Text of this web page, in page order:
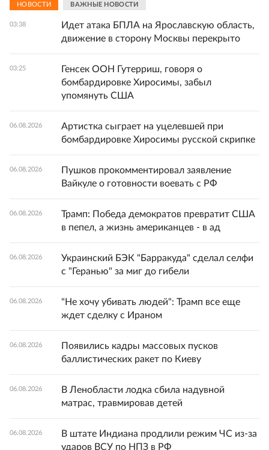
НОВОСТИ ВАЖНЫЕ НОВОСТИ
03:38
Идет атака БПЛА на Ярославскую область,
движение в сторону Москвы перекрыто
03:25
Генсек ООН Гутерриш, говоря о
бомбардировке Хиросимы, забыл
упомянуть США
06.08.2026
Артистка сыграет на уцелевшей при
бомбардировке Хиросимы русской скрипке
06.08.2026
Пушков прокомментировал заявление
Вайкуле о готовности воевать с РФ
06.08.2026
Трамп: Победа демократов превратит США
в пепел, а жизнь американцев - в ад
06.08.2026
Украинский БЭК "Барракуда" сделал селфи
с "Геранью" за миг до гибели
06.08.2026
"Не хочу убивать людей": Трамп все еще
ждет сделку с Ираном
06.08.2026
Появились кадры массовых пусков
баллистических ракет по Киеву
06.08.2026
В Ленобласти лодка сбила надувной
матрас, травмировав детей
06.08.2026
В штате Индиана продлили режим ЧС из-за
ударов ВСУ по НПЗ в РФ